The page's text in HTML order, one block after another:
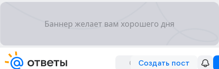
Создать пост